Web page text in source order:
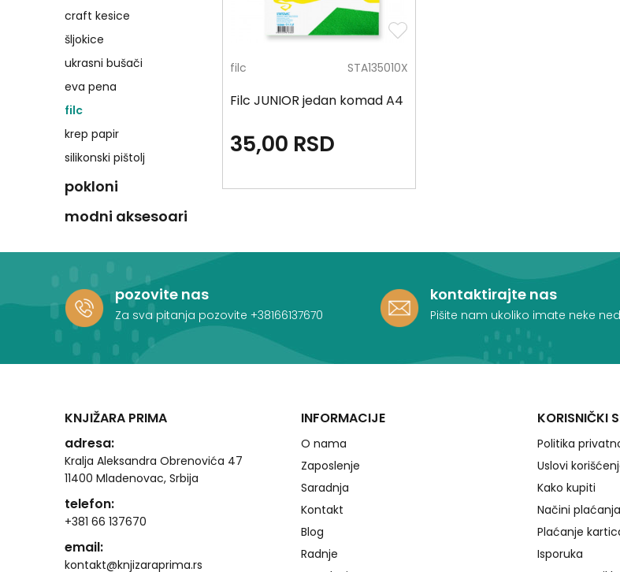
craft kesice
šljokice
ukrasni bušači
eva pena
filc
krep papir
silikonski pištolj
pokloni
modni aksesoari
filc STA135010X
Filc JUNIOR jedan komad A4
35,00 RSD
pozovite nas
Za sva pitanja pozovite +38166137670
kontaktirajte nas
Pišite nam ukoliko imate neke
KNJIŽARA PRIMA
adresa:
Kralja Aleksandra Obrenovića 47
11400 Mladenovac, Srbija
telefon:
+381 66 137670
email:
kontakt@knjizaraprima.rs
INFORMACIJE
O nama
Zaposlenje
Saradnja
Kontakt
Blog
Radnje
KORISNIČKI
Politika
Uslovi
Kako kupiti
Načini plaćanja
Plaćanje
Isporuka